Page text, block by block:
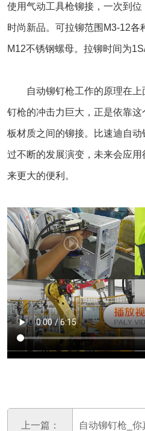
使用气动工具枪铆接，一次到
时尚新品。可拉铆范围M3‑12
M12不锈钢螺母。拉铆时间为
自动铆钉枪工作的原理在上
钉枪的冲击力巨大，正是依靠
板材质之间的铆接。比速迪自
过不断的发展演变，未来会应
来更大的便利。
上一篇： 自动铆钉枪_你